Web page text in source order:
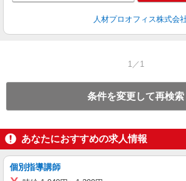
人材プロオフィス株式会
1／1
条件を変更して再検索
あなたにおすすめの求人情報
個別指導講師